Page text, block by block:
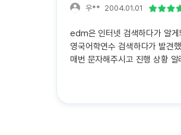
우** 2004.01.01
edm은 인터넷 검색하다가 알게
영국어학연수 검색하다가 발견
매번 문자해주시고 진행 상황